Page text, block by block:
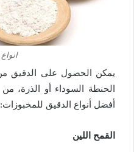
يمكن الحصول على الدقيق من
الحنطة السوداء أو الذرة،
أفضل أنواع الدقيق للمخبوزات:
القمح اللين